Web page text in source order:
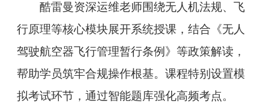
酷雷曼资深运维老师围绕无人机法规、飞
行原理等核心模块展开系统授课，结合《无人
驾驶航空器飞行管理暂行条例》等政策解读，
帮助学员筑牢合规操作根基。课程特别设置模
拟考试环节，通过智能题库强化高频考点。